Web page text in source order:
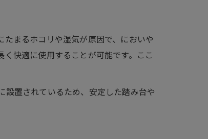
まるホコリや湿気が原因で、においや
快適に使用することが可能です。ここ
設置されているため、安定した踏み台や